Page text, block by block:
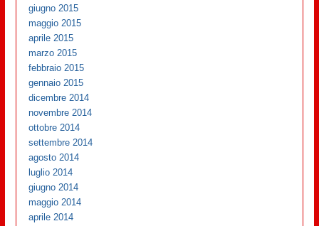
giugno 2015
maggio 2015
aprile 2015
marzo 2015
febbraio 2015
gennaio 2015
dicembre 2014
novembre 2014
ottobre 2014
settembre 2014
agosto 2014
luglio 2014
giugno 2014
maggio 2014
aprile 2014